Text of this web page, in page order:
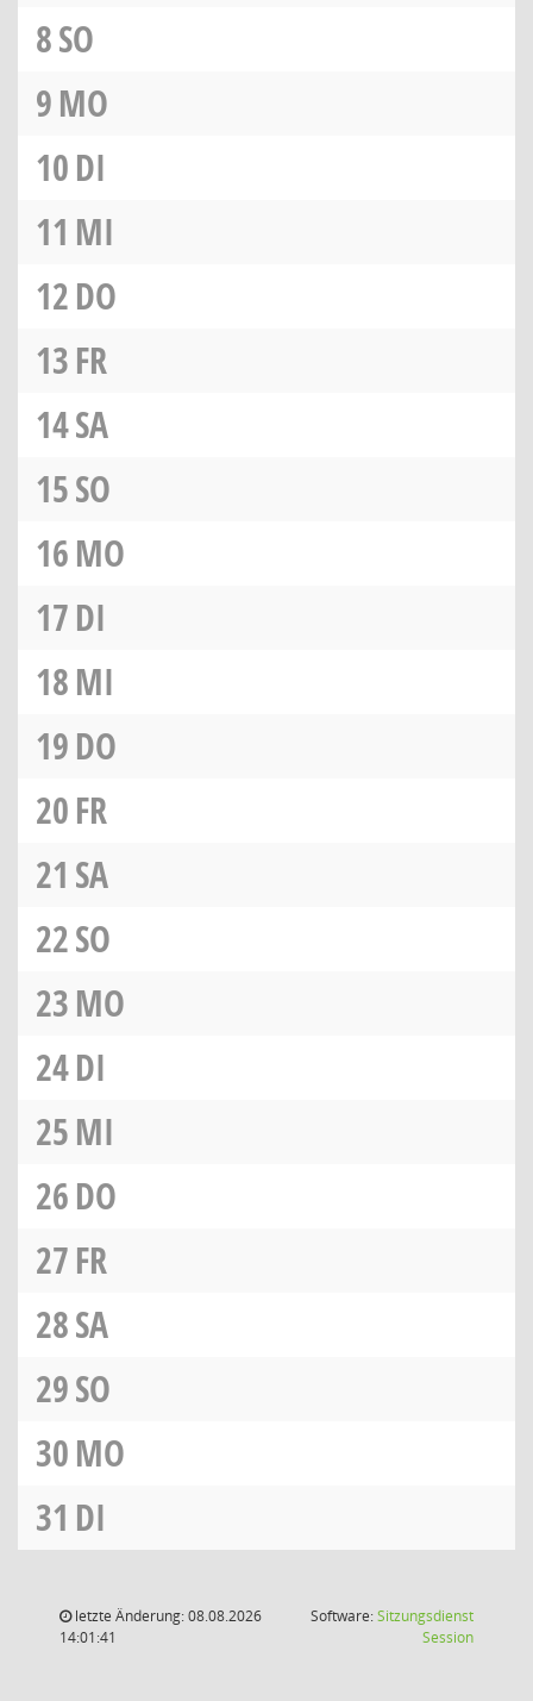
8SO
9MO
10DI
11 MI
12DO
13FR
14SA
15SO
16MO
17DI
18MI
19DO
20FR
21 SA
22SO
23MO
24DI
25MI
26DO
27FR
28SA
29SO
30MO
31 DI
letzte Änderung: 08.08.2026
14:01:41
Software:Sitzungsdienst
Session(Wird in